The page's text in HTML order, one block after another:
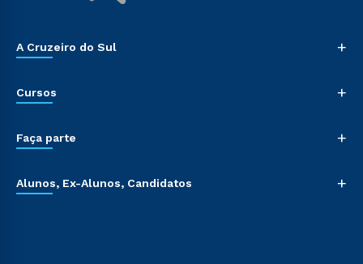
A Cruzeiro do Sul +
Cursos +
Faça parte +
Alunos, Ex-Alunos, Candidatos +